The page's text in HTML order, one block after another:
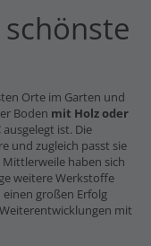
Orte im Garten und
Boden mit Holz oder
ausgelegt ist. Die
und zugleich passt sie
haben sich
weitere Werkstoffe
einen großen Erfolg
mit